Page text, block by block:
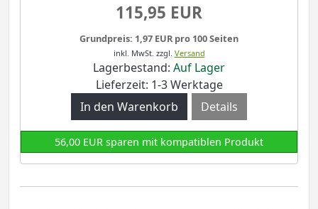
115,95 EUR
Grundpreis: 1,97 EUR pro 100 Seiten
inkl. MwSt. zzgl. Versand
Lagerbestand: Auf Lager
Lieferzeit: 1-3 Werktage
Details
56,00 EUR sparen mit kompatiblen Produkt